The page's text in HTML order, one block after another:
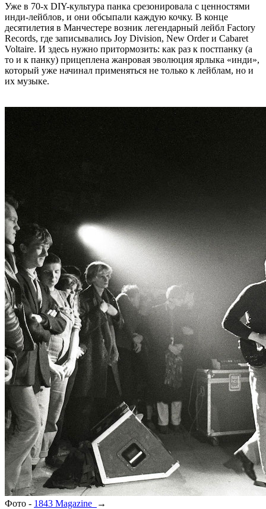
Уже в 70-х DIY-культура панка срезонировала с ценностями
инди-лейблов, и они обсыпали каждую кочку. В конце
десятилетия в Манчестере возник легендарный лейбл Factory
Records, где записывались Joy Division, New Order и Cabaret
Voltaire. И здесь нужно притормозить: как раз к постпанку (а
то и к панку) прицеплена жанровая эволюция ярлыка «инди»,
который уже начинал применяться не только к лейблам, но и
их музыке.
Фото - 1843 Magazine
→